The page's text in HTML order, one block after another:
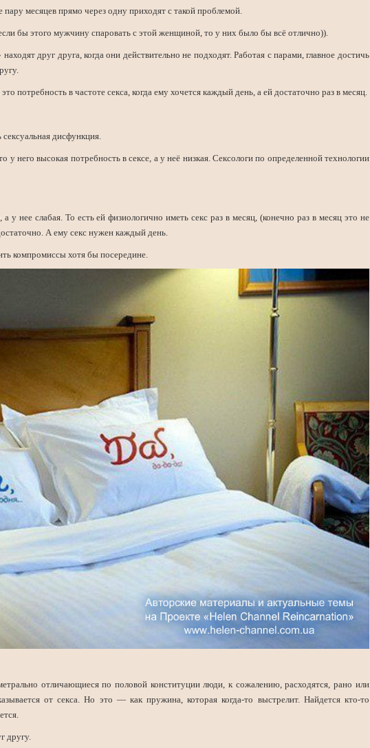
месяцев прямо через одну приходят с такой проблемой.
бы этого мужчину спаровать с этой женщиной, то у них было бы всё отлично)).
друг друга, когда они действительно не подходят. Работая с парами, главное достичь
потребность в частоте секса, когда ему хочется каждый день, а ей достаточно раз в месяц.
дисфункция.
у него высокая потребность в сексе, а у неё низкая. Сексологи по определенной технологии
у нее слабая. То есть ей физиологично иметь секс раз в месяц, (конечно раз в месяц это не
А ему секс нужен каждый день.
компромиссы хотя бы посередине.
отличающиеся по половой конституции люди, к сожалению, расходятся, рано или
от секса. Но это — как пружина, которая когда-то выстрелит. Найдется кто-то
другу.